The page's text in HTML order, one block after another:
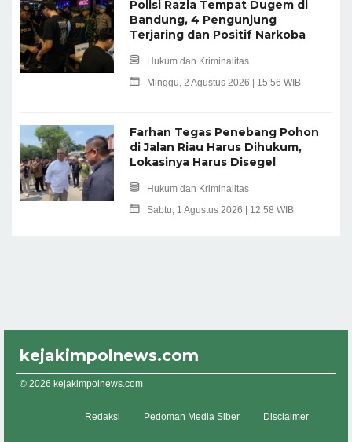
Polisi Razia Tempat Dugem di
Bandung, 4 Pengunjung
Terjaring dan Positif Narkoba
Hukum dan Kriminalitas
Minggu, 2 Agustus 2026 | 15:56 WIB
Farhan Tegas Penebang Pohon
di Jalan Riau Harus Dihukum,
Lokasinya Harus Disegel
Hukum dan Kriminalitas
Sabtu, 1 Agustus 2026 | 12:58 WIB
kejakimpolnews.com
© 2026 kejakimpolnews.com
Redaksi Pedoman Media Siber Disclaimer